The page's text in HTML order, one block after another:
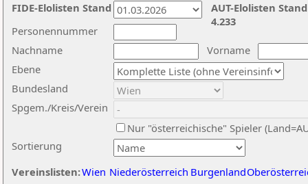
Nachname
Vorname
Ebene
Sortierung
Personennummer
Bundesland
Spgem./Kreis/Verein
Nur "österreichische" Spieler
Vereinslisten:Wien Niederösterreich Burgenland
AUT-Elolisten
4.233
FIDE-Elolisten Stand